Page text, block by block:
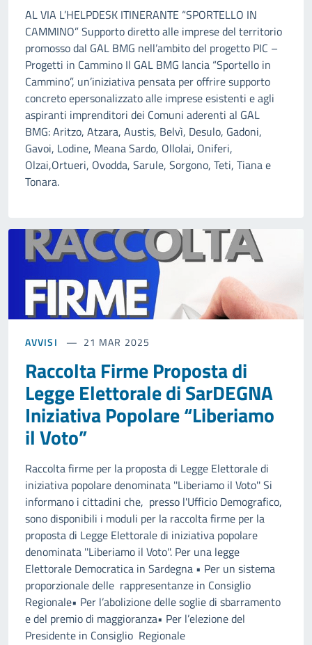
AL VIA L’HELPDESK ITINERANTE “SPORTELLO IN
CAMMINO” Supporto diretto alle imprese del territorio
promosso dal GAL BMG nell’ambito del progetto PIC –
Progetti in Cammino Il GAL BMG lancia “Sportello in
Cammino”, un’iniziativa pensata per offrire supporto
concreto epersonalizzato alle imprese esistenti e agli
aspiranti imprenditori dei Comuni aderenti al GAL
BMG: Aritzo, Atzara, Austis, Belvì, Desulo, Gadoni,
Gavoi, Lodine, Meana Sardo, Ollolai, Oniferi,
Olzai,Ortueri, Ovodda, Sarule, Sorgono, Teti, Tiana e
Tonara.
AVVISI 21 MAR 2025
Raccolta Firme Proposta di
Legge Elettorale di SarDEGNA
Iniziativa Popolare “Liberiamo
il Voto”
Raccolta firme per la proposta di Legge Elettorale di
iniziativa popolare denominata ''Liberiamo il Voto'' Si
informano i cittadini che, presso l'Ufficio Demografico,
sono disponibili i moduli per la raccolta firme per la
proposta di Legge Elettorale di iniziativa popolare
denominata ''Liberiamo il Voto''. Per una legge
Elettorale Democratica in Sardegna • Per un sistema
proporzionale delle rappresentanze in Consiglio
Regionale• Per l’abolizione delle soglie di sbarramento
e del premio di maggioranza• Per l’elezione del
Presidente in Consiglio Regionale